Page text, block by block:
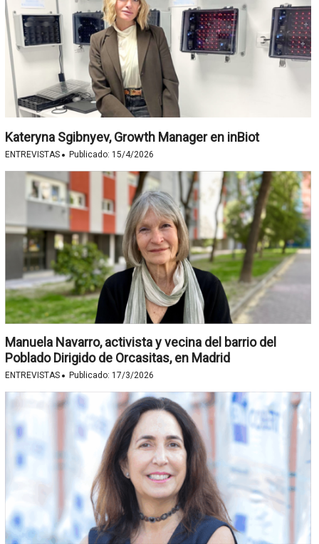
Kateryna Sgibnyev, Growth Manager en inBiot
ENTREVISTAS · Publicado: 15/4/2026
Manuela Navarro, activista y vecina del barrio del
Poblado Dirigido de Orcasitas, en Madrid
ENTREVISTAS · Publicado: 17/3/2026